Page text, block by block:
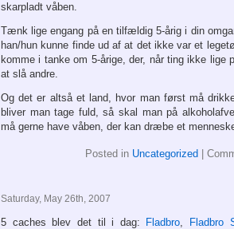
skarpladt våben.
Tænk lige engang på en tilfældig 5-årig i din
han/hun kunne finde ud af at det ikke var et
komme i tanke om 5-årige, der, når ting ikke lige
at slå andre.
Og det er altså et land, hvor man først må
bliver man tage fuld, så skal man på
må gerne have våben, der kan dræbe et
Posted in Uncategorized
Saturday, May 26th, 2007
5 caches blev det til i dag: Fladbro,
Fladbro